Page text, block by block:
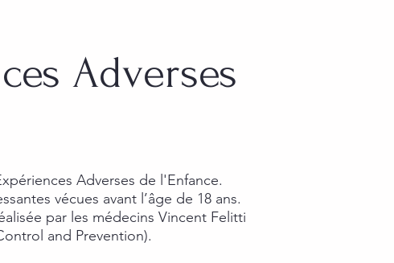
Adverses
Adverses de l'Enfance.
vécues avant l’âge de 18 ans.
par les médecins Vincent Felitti
and Prevention).